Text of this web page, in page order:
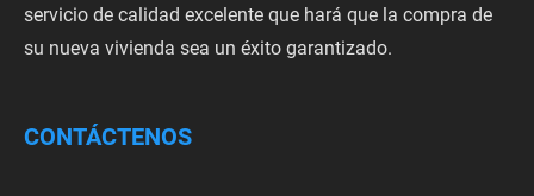
servicio de calidad excelente que hará que la compra de
su nueva vivienda sea un éxito garantizado.
CONTÁCTENOS